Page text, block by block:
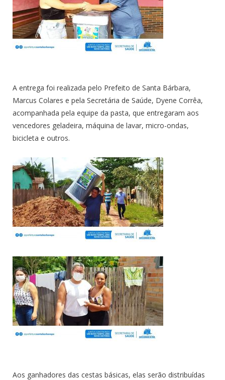
A entrega foi realizada pelo Prefeito de Santa Bárbara,
Marcus Colares e pela Secretária de Saúde, Dyene Corrêa,
acompanhada pela equipe da pasta, que entregaram aos
vencedores geladeira, máquina de lavar, micro-ondas,
bicicleta e outros.
Aos ganhadores das cestas básicas, elas serão distribuídas